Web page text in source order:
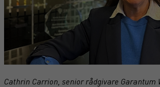
Cathrin Carrion, senior rådgivare Garantum